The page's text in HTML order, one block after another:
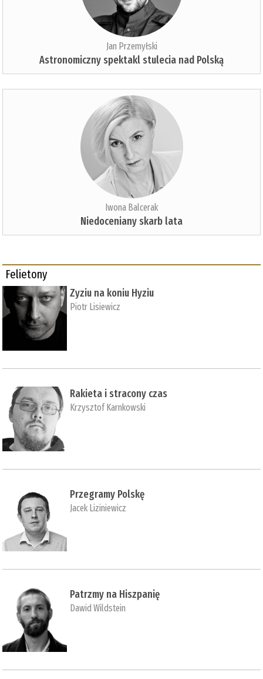
Jan Przemyłski
Astronomiczny spektakl stulecia nad Polską
Iwona Balcerak
Niedoceniany skarb lata
Felietony
Zyziu na koniu Hyziu
Piotr Lisiewicz
Rakieta i stracony czas
Krzysztof Karnkowski
Przegramy Polskę
Jacek Liziniewicz
Patrzmy na Hiszpanię
Dawid Wildstein